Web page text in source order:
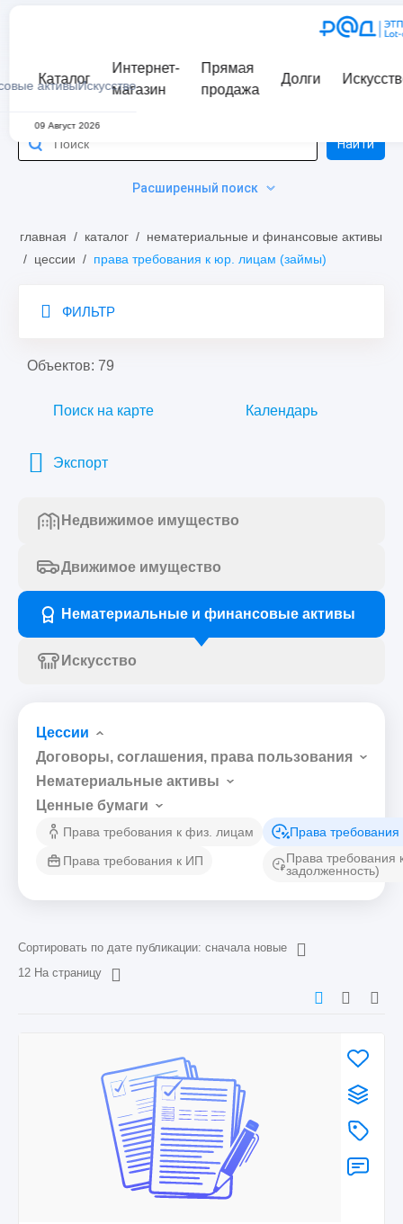
активыИскусство
Каталог
Интернет-
магазин
Прямая
продажа
Долги
09 Август 2026
Расширенный поиск
Найти
главная / каталог / нематериальные и финансовые активы
/ цессии / права требования к юр. лицам (займы)
ФИЛЬТР
Объектов: 79
Поиск на карте Календарь
Экспорт
Недвижимое имущество
Движимое имущество
Нематериальные и финансовые активы
Искусство
Цессии
Договоры, соглашения, права пользования
Нематериальные активы
Ценные бумаги
Права требования к физ. лицам
Права требования к ИП
Права
Права требования
задолженность)
Сортировать по дате публикации: сначала новые
12 На страницу